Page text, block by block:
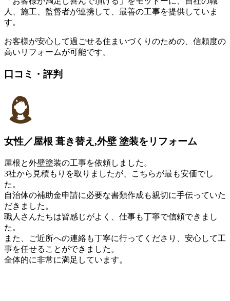
人、施工、監督者が連携して、最善の工事を提供していま
す。
お客様が安心して過ごせる住まいづくりのための、信頼度の
高いリフォームが可能です。
口コミ・評判
女性／屋根 葺き替え,外壁 塗装をリフォーム
屋根と外壁塗装の工事を依頼しました。
3社から見積もりを取りましたが、こちらが最も安価でし
た。
自治体の補助金申請に必要な書類作成も親切に手伝っていた
だきました。
職人さんたちは皆感じがよく、仕事も丁寧で信頼できまし
た。
また、ご近所への連絡も丁寧に行ってくださり、安心して工
事を任せることができました。
全体的に非常に満足しています。